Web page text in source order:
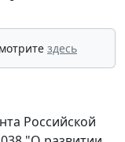
здесь
Российской